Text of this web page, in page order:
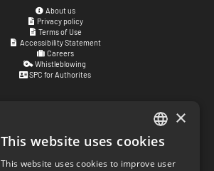
About us
Privacy policy
Terms of Use
Accessibility Statement
Careers
Whistleblowing
SPC for Authorites
Kyrkogatan 17
411 15Göteborg,Sweden ENGLISH
×
This website uses cookies
This website uses cookies to improve user